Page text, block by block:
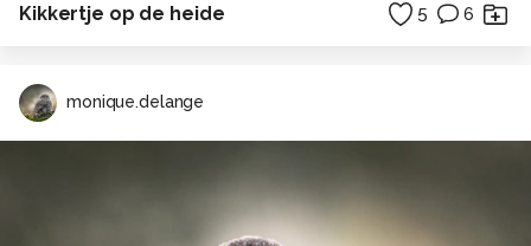
Kikkertje op de heide 5 6
monique.delange